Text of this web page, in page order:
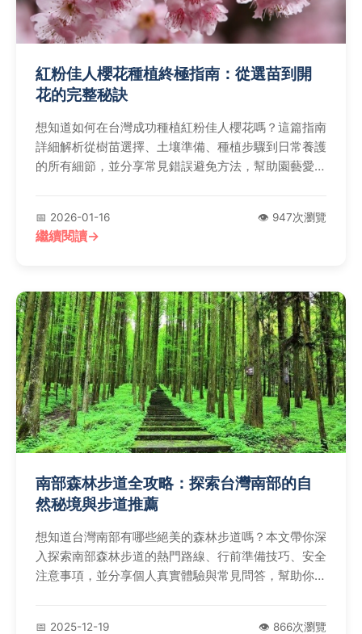
紅粉佳人櫻花種植終極指南：從選苗到開
花的完整秘訣
想知道如何在台灣成功種植紅粉佳人櫻花嗎？這篇指南
詳細解析從樹苗選擇、土壤準備、種植步驟到日常養護
的所有細節，並分享常見錯誤避免方法，幫助園藝愛好
📅 2026-01-16 👁️ 947次瀏覽
繼續閱讀
南部森林步道全攻略：探索台灣南部的自
然秘境與步道推薦
想知道台灣南部有哪些絕美的森林步道嗎？本文帶你深
入探索南部森林步道的熱門路線、行前準備技巧、安全
注意事項，並分享個人真實體驗與常見問答，幫助你規
📅 2025-12-19 👁️ 866次瀏覽